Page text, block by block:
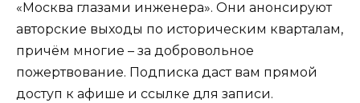
«Москва глазами инженера». Они анонсируют
авторские выходы по историческим кварталам,
причём многие – за добровольное
пожертвование. Подписка даст вам прямой
доступ к афише и ссылке для записи.